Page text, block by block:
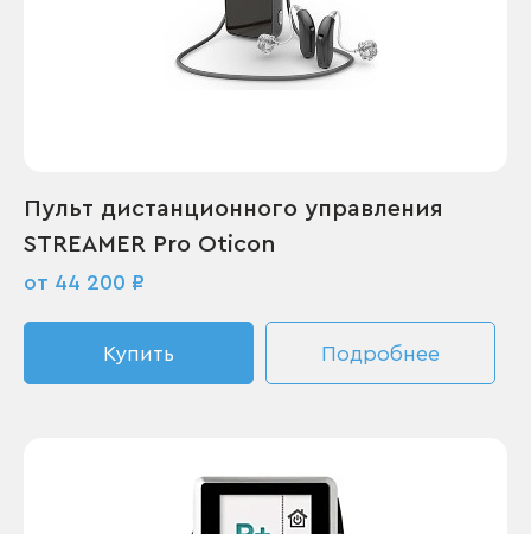
Пульт дистанционного управления
STREAMER Pro Oticon
от 44 200 ₽
Купить Подробнее